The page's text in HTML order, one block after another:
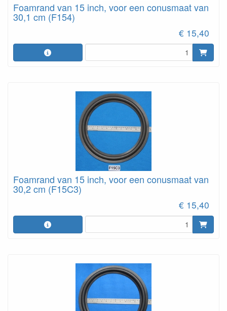
Foamrand van 15 inch, voor een conusmaat van
30,1 cm (F154)
€ 15,40
Foamrand van 15 inch, voor een conusmaat van
30,2 cm (F15C3)
€ 15,40